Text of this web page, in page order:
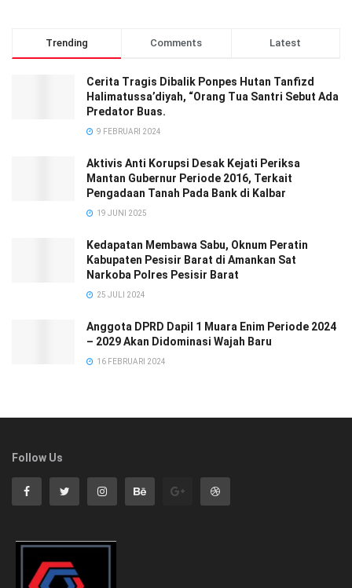
Trending Comments Latest
Cerita Tragis Dibalik Ponpes Hutan Tanfizd
Halimatussa’diyah, “Orang Tua Santri Sebut Ada
Predator Buas.
9 FEBRUARI 2024
Aktivis Anti Korupsi Desak Kejati Periksa
Mantan Gubernur Periode 2016, Terkait
Pengadaan Tanah Pada Bank di Kalbar
19 JUNI 2025
Kedapatan Membawa Sabu, Oknum Peratin
Kabupaten Pesisir Barat di Amankan Sat
Narkoba Polres Pesisir Barat
25 JULI 2024
Anggota DPRD Dapil 1 Muara Enim Periode 2024
– 2029 Akan Didominasi Wajah Baru
16 FEBRUARI 2024
Follow Us